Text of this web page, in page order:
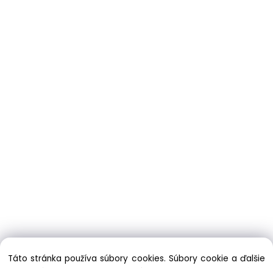
Táto stránka používa súbory cookies. Súbory cookie a ďalšie